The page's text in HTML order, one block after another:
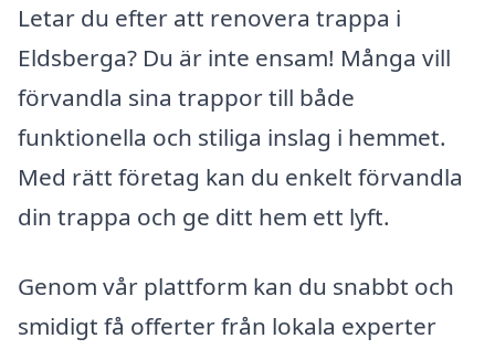
Letar du efter att renovera trappa i
Eldsberga? Du är inte ensam! Många vill
förvandla sina trappor till både
funktionella och stiliga inslag i hemmet.
Med rätt företag kan du enkelt förvandla
din trappa och ge ditt hem ett lyft.
Genom vår plattform kan du snabbt och
smidigt få offerter från lokala experter